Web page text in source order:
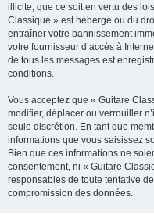
illicite, que ce soit en vertu des
Classique » est hébergé ou du
entraîner votre bannissement
votre fournisseur d’accès à
de tous les messages est
conditions.
Vous acceptez que « Guitare
modifier, déplacer ou verrouiller
seule discrétion. En tant que
informations que vous saisissez
Bien que ces informations ne
consentement, ni « Guitare
responsables de toute tentative
compromission des données.